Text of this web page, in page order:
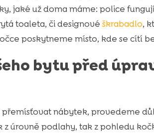
jaké už doma máme: police
toaleta, či designové škrabadlo,
poskytneme místo, kde se cítí
bytu před
přemísťovat nábytek, provedeme
z úrovně podlahy, tak z pohledu